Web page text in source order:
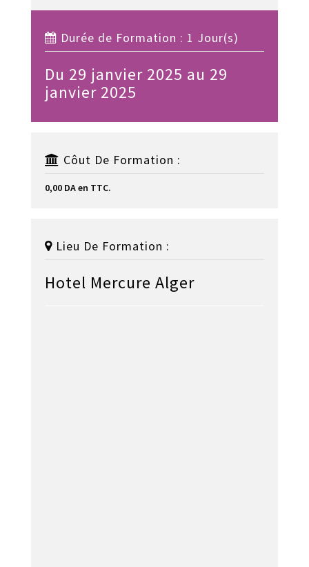
Durée de Formation : 1 Jour(s)
Du 29 janvier 2025 au 29
janvier 2025
Côut De Formation :
0,00 DA en TTC.
Lieu De Formation :
Hotel Mercure Alger